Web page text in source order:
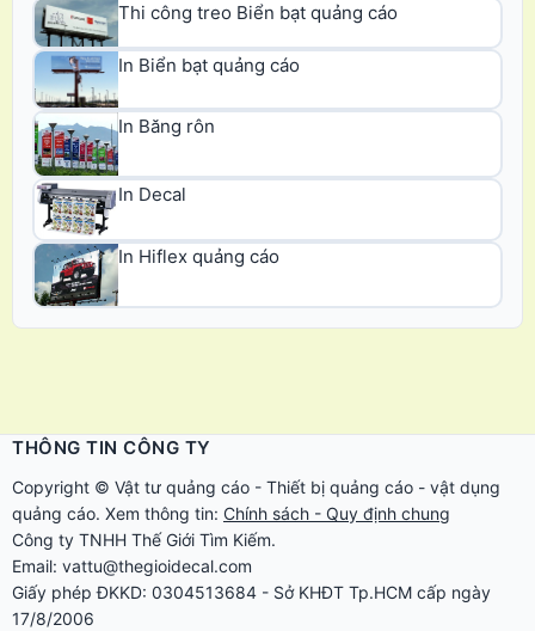
Thi công treo Biển bạt quảng cáo
In Biển bạt quảng cáo
In Băng rôn
In Decal
In Hiflex quảng cáo
THÔNG TIN CÔNG TY
Copyright © Vật tư quảng cáo - Thiết bị quảng cáo - vật dụng
quảng cáo. Xem thông tin: Chính sách - Quy định chung
Công ty TNHH Thế Giới Tìm Kiếm.
Email: vattu@thegioidecal.com
Giấy phép ĐKKD: 0304513684 - Sở KHĐT Tp.HCM cấp ngày
17/8/2006